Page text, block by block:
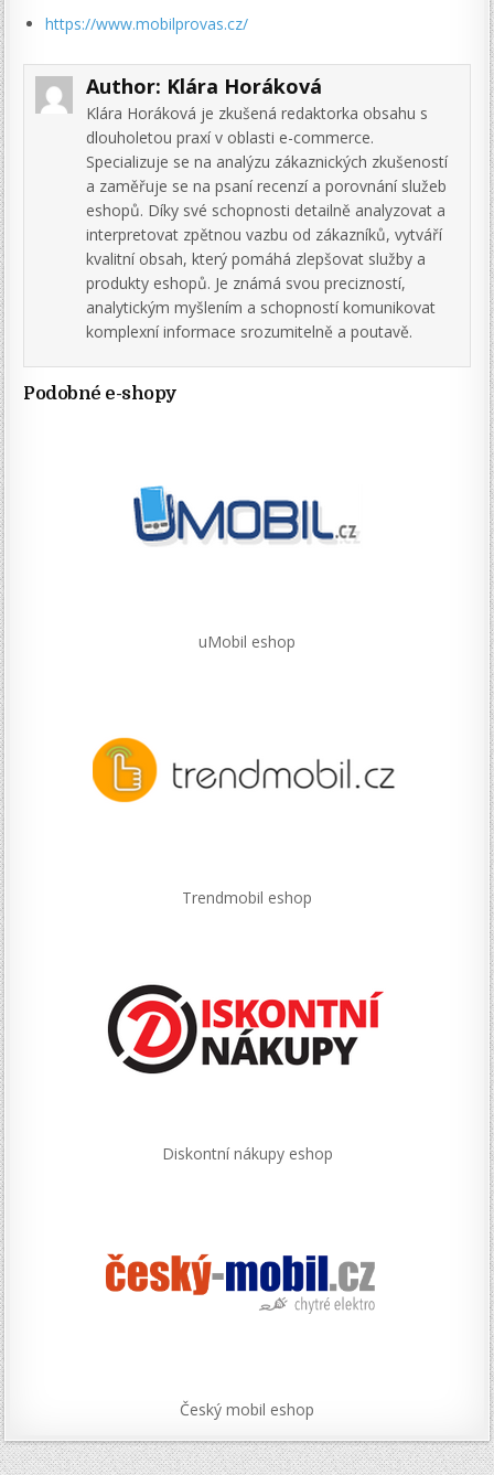
https://www.mobilprovas.cz/
Author: Klára Horáková
Klára Horáková je zkušená redaktorka obsahu s
dlouholetou praxí v oblasti e-commerce.
Specializuje se na analýzu zákaznických zkušeností
a zaměřuje se na psaní recenzí a porovnání služeb
eshopů. Díky své schopnosti detailně analyzovat a
interpretovat zpětnou vazbu od zákazníků, vytváří
kvalitní obsah, který pomáhá zlepšovat služby a
produkty eshopů. Je známá svou precizností,
analytickým myšlením a schopností komunikovat
komplexní informace srozumitelně a poutavě.
Podobné e-shopy
uMobil eshop
Trendmobil eshop
Diskontní nákupy eshop
Český mobil eshop